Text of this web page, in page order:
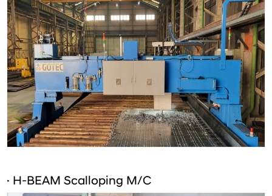
· H-BEAM Scalloping M/C